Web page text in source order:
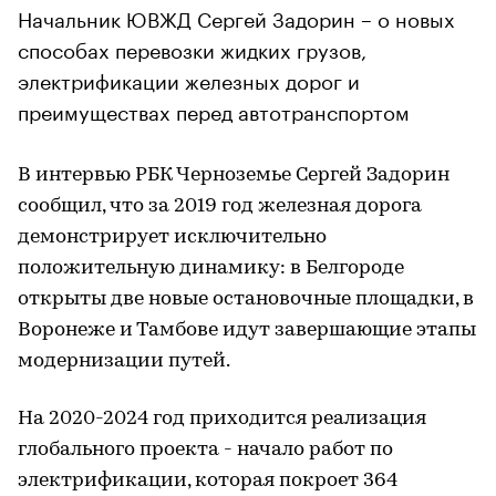
Начальник ЮВЖД Сергей Задорин – о новых
способах перевозки жидких грузов,
электрификации железных дорог и
преимуществах перед автотранспортом
В интервью РБК Черноземье Сергей Задорин
сообщил, что за 2019 год железная дорога
демонстрирует исключительно
положительную динамику: в Белгороде
открыты две новые остановочные площадки, в
Воронеже и Тамбове идут завершающие этапы
модернизации путей.
На 2020-2024 год приходится реализация
глобального проекта - начало работ по
электрификации, которая покроет 364